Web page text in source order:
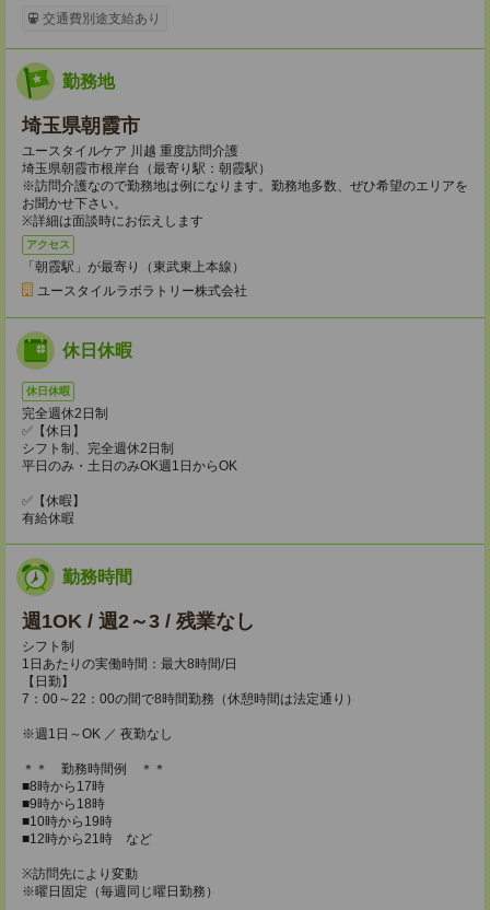
交通費別途支給あり
勤務地
埼玉県朝霞市
ユースタイルケア 川越 重度訪問介護
埼玉県朝霞市根岸台（最寄り駅：朝霞駅）
※訪問介護なので勤務地は例になります。勤務地多数、ぜひ希望のエリアを
お聞かせ下さい。
※詳細は面談時にお伝えします
アクセス
「朝霞駅」が最寄り（東武東上本線）
ユースタイルラボラトリー株式会社
休日休暇
休日休暇
完全週休2日制
✅【休日】
シフト制、完全週休2日制
平日のみ・土日のみOK週1日からOK
✅【休暇】
有給休暇
勤務時間
週1OK / 週2～3 / 残業なし
シフト制
1日あたりの実働時間：最大8時間/日
【日勤】
7：00～22：00の間で8時間勤務（休憩時間は法定通り）
※週1日～OK ／ 夜勤なし
＊＊ 勤務時間例 ＊＊
■8時から17時
■9時から18時
■10時から19時
■12時から21時 など
※訪問先により変動
※曜日固定（毎週同じ曜日勤務）